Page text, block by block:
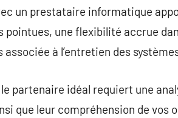
un prestataire informatique
pointues, une flexibilité accrue
à l’entretien des
partenaire idéal requiert une
que leur compréhension de